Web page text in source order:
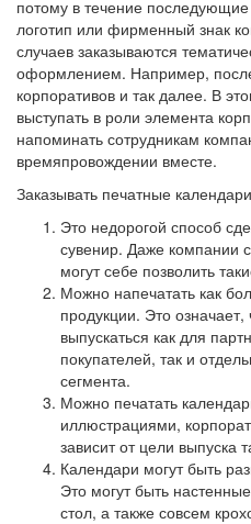
потому в течение
логотип или фирменный знак
случаев заказываются
оформлением. Например,
корпоративов и так далее. В
выступать в роли элемента
напоминать сотрудникам
времяпровождении вместе.
Заказывать печатные
Это недорогой способ
сувенир. Даже компании
могут себе позволить
Можно напечатать как
продукции. Это означает,
выпускаться как для
покупателей, так и
сегмента.
Можно печатать
иллюстрациями,
зависит от цели выпуска
Календари могут быть
Это могут быть
стол, а также совсем